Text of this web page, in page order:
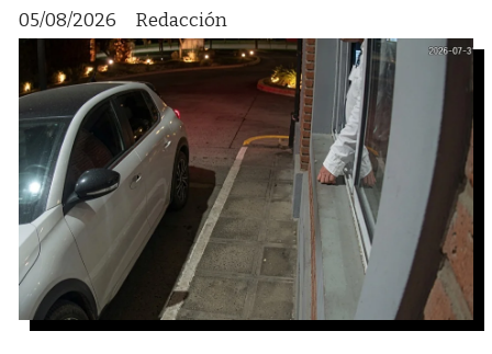
Redacción
05/08/2026